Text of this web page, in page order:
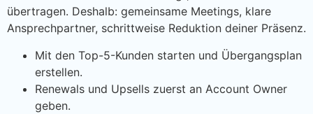
übertragen. Deshalb: gemeinsame Meetings, klare
Ansprechpartner, schrittweise Reduktion deiner Präsenz.
Mit den Top-5-Kunden starten und Übergangsplan
erstellen.
Renewals und Upsells zuerst an Account Owner
geben.